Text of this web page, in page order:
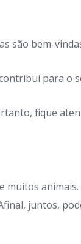
são bem-
para o
fique
muitos animais.
juntos,